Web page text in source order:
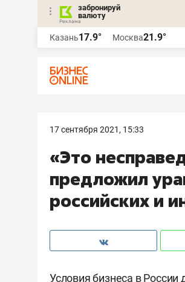
забронируй
валюту
Казань17.9° Москва21.9°
17 сентября 2021, 15:33
«Это
предложил
российских и
Условия бизнеса в